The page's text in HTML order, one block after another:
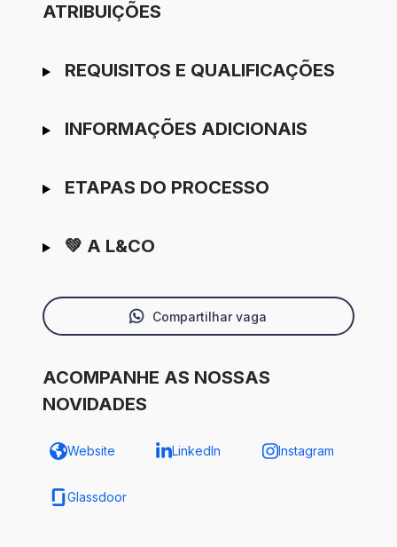
ATRIBUIÇÕES
REQUISITOS E QUALIFICAÇÕES
INFORMAÇÕES ADICIONAIS
ETAPAS DO PROCESSO
💚 A L&CO
Compartilhar vaga
ACOMPANHE AS NOSSAS
NOVIDADES
Website LinkedIn Instagram
Glassdoor